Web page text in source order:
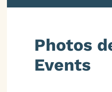
Photos
Events